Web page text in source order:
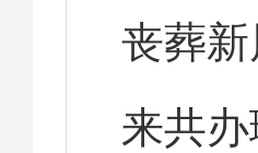
丧葬
来共